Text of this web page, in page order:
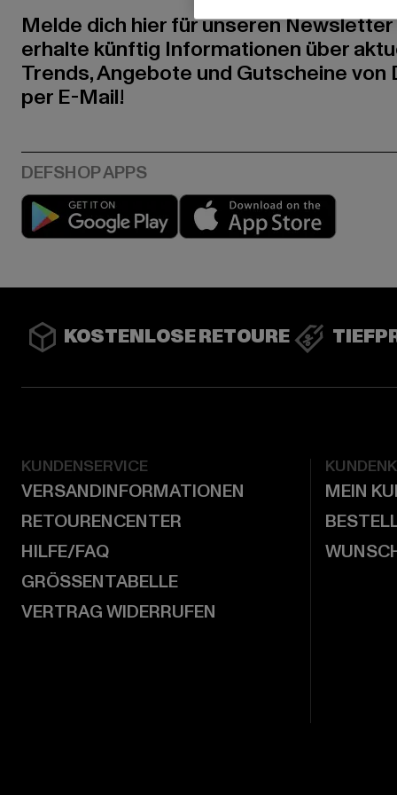
Melde dich hier für unseren Newsletter
erhalte künftig Informationen über
Trends, Angebote und Gutscheine von
per E-Mail!
Play market
KOSTENLOSE RETOURE
KUNDENSERVICE
VERSANDINFORMATIONEN
RETOURENCENTER
HILFE/FAQ
GRÖSSENTABELLE
VERTRAG WIDERRUFEN
MEIN